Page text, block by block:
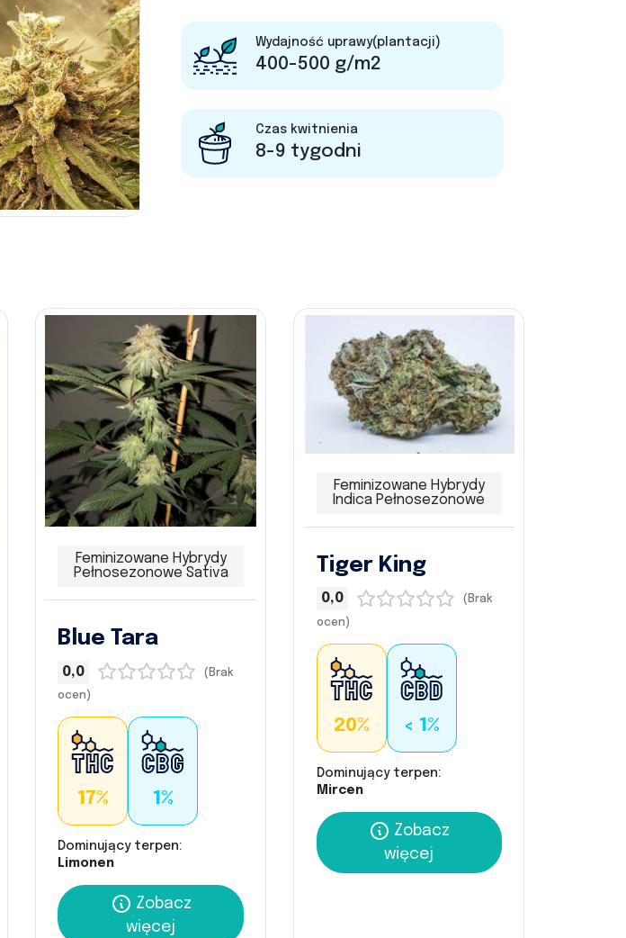
Wydajność uprawy(plantacji)
400-500 g/m2
Czas kwitnienia
8-9 tygodni
Feminizowane Hybrydy
Pełnosezonowe Sativa
Blue Tara
0,0
(Brak
ocen)
17% 1%
Dominujący terpen:
Limonen
Zobacz
więcej
Feminizowane Hybrydy
Indica Pełnosezonowe
Tiger King
0,0
(Brak
ocen)
20% < 1%
Dominujący terpen:
Mircen
Zobacz
więcej